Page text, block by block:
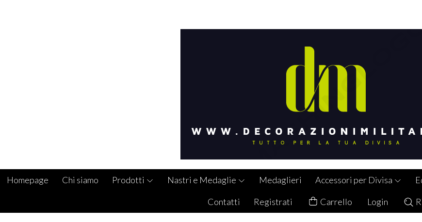
Homepage Chi siamo Prodotti Nastri e Medaglie Medaglieri Accessori per Divisa
Contatti Registrati Carrello Login